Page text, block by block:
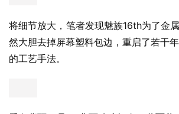
将细节放大，笔者发现魅族16th为了金
然大胆去掉屏幕塑料包边，重启了若干
的工艺手法。